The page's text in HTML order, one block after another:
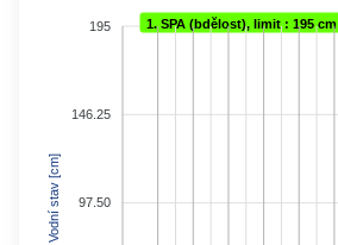
195
146.25
97.50
Vodní stav [cm]
1. SPA (bdělost), limit : 195 cm